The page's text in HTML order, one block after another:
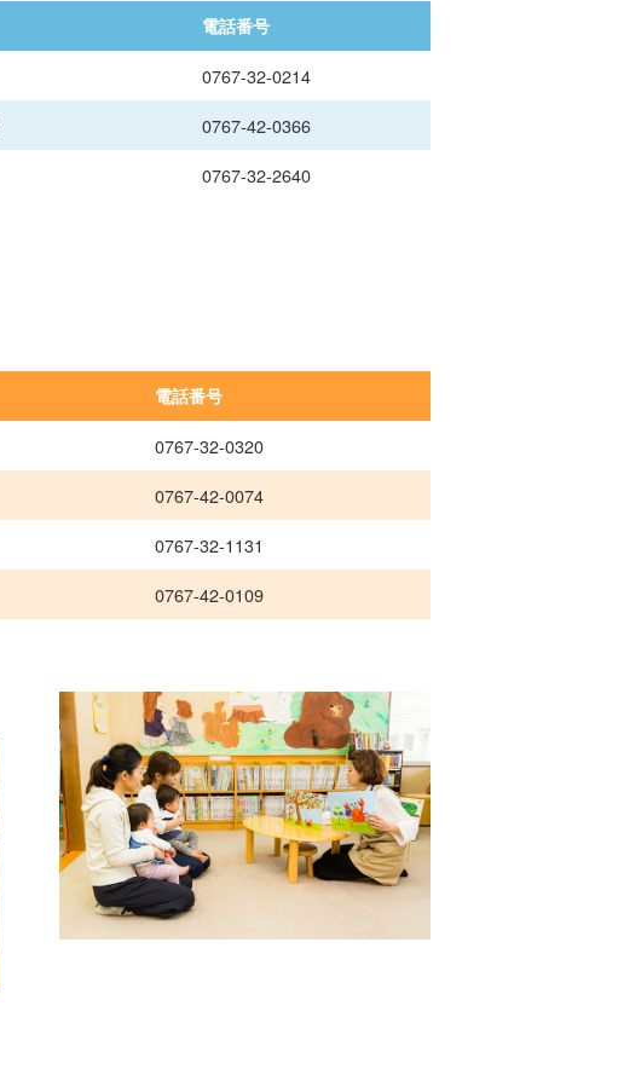
電話番号
0767-32-0214
0767-42-0366
0767-32-2640
電話番号
0767-32-0320
0767-42-0074
0767-32-1131
0767-42-0109